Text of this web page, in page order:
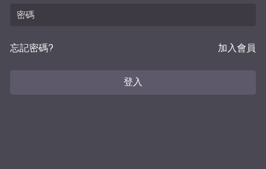
忘記密碼? 加入會員